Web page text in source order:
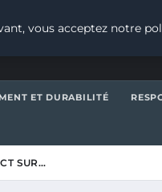
ET DURABILITÉ
SUR…
vous acceptez notre